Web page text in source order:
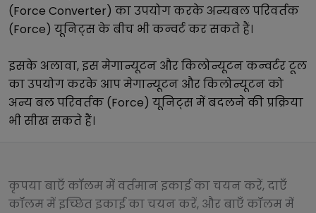
(Force Converter) का उपयोग करके अन्यबल परिवर्तक
(Force) यूनिट्स के बीच भी कन्वर्ट कर सकते हैं।
इसके अलावा, इसमेगान्यूटन औरकिलोन्यूटनकन्वर्टर टूल
का उपयोग करके आपमेगान्यूटन औरकिलोन्यूटनको
अन्यबल परिवर्तक (Force) यूनिट्स में बदलने की प्रक्रिया
भी सीख सकते हैं।
कृपया बाएँ कॉलम में वर्तमान इकाई का चयन करें, दाएँ
कॉलम में इच्छित इकाई का चयन करें, और बाएँ कॉलम में